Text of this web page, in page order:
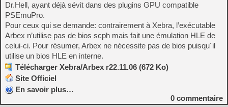
Dr.Hell, ayant déjà sévit dans des plugins GPU compatible
PSEmuPro.
Pour ceux qui se demande: contrairement à Xebra, l’exécutable
Arbex n’utilise pas de bios scph mais fait une émulation HLE de
celui-ci. Pour résumer, Arbex ne nécessite pas de bios puisqu´il
utilise un bios HLE en interne.
Télécharger Xebra/Arbex r22.11.06 (672 Ko)
Site Officiel
En savoir plus…
0 commentaire